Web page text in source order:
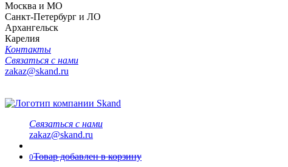
Москва и МО
Санкт-Петербург и ЛО
Архангельск
Карелия
Контакты
Связаться с нами
zakaz@skand.ru
Связаться с нами
zakaz@skand.ru
0Товар добавлен в корзину